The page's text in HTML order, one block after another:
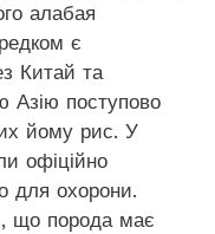
алабая
є
Китай та
Азію поступово
йому рис. У
офіційно
для охорони.
що порода має